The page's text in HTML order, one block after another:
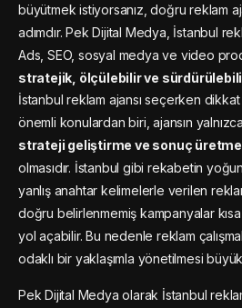
büyütmek istiyorsanız, doğru reklam
adımdır. Pek Dijital Medya, İstanbul
Ads, SEO, sosyal medya ve video
stratejik, ölçülebilir ve
İstanbul reklam ajansı seçerken
önemli konulardan biri, ajansın
strateji geliştirme ve sonuç üretme
olmasıdır. İstanbul gibi rekabetin
yanlış anahtar kelimelerle verilen
doğru belirlenmemiş kampanyalar
yol açabilir. Bu nedenle reklam
odaklı bir yaklaşımla yönetilmesi
Pek Dijital Medya olarak İstanbul